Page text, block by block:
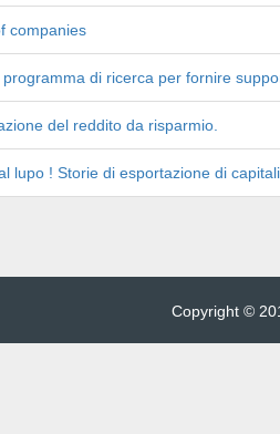
companies
programma di ricerca per fornire
del reddito da risparmio.
lupo ! Storie di esportazione di
Copyright ©